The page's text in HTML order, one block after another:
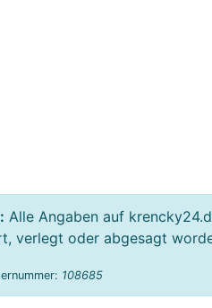
Alle Angaben auf
verlegt oder abgesagt
108685